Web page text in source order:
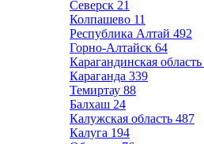
Северск 21
Колпашево 11
Республика Алтай 492
Горно-Алтайск 64
Карагандинская область
Караганда 339
Темиртау 88
Балхаш 24
Калужская область 487
Калуга 194